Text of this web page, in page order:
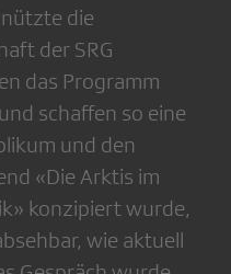
die
der SRG
das Programm
schaffen so eine
und den
«Die Arktis im
konzipiert wurde,
wie aktuell